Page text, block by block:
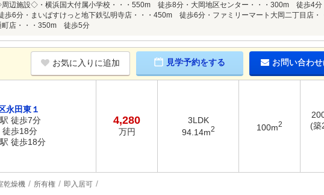
辺施設◇・横浜国大付属小学校・・・550m 徒歩8分・大岡地区センター・・・300m 徒歩4分
6分・まいばすけっと地下鉄弘明寺店・・・450m 徒歩6分・ファミリーマート大岡二丁目店・
店・・・350m 徒歩5分
お気に入りに追加 見学予約をする お問い合わ
永田東１
徒歩7分
徒歩18分
徒歩18分
4,280
万円
3LDK
94.14m2 100m2
(築
乾燥機 所有権 即入居可